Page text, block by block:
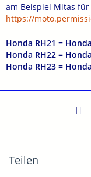
am Beispiel Mitas für
https://
Honda RH21 =
Honda RH22 =
Honda RH23 =
Teilen